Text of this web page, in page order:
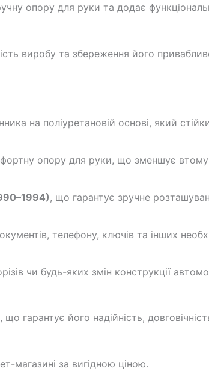
опору для руки та додає
виробу та збереження його
на поліуретановій основі, який
опору для руки, що зменшує втому
, що гарантує зручне
телефону, ключів та інших
чи будь-яких змін конструкції
гарантує його надійність,
магазині за вигідною ціною.